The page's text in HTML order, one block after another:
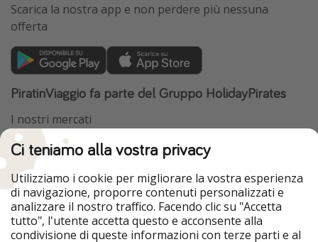
Scarica la nostra app e non perdere più nessuna
offerta
PiratinViaggio fa parte del Gruppo HolidayPirates
I nostri mercati
HolidayPirates
VakantiePiraten
WakacyjniPiraci
VoyagesPirates
Ferienpiraten
Urlaubspiraten
ViajerosPiratas
TravelPirates
Il nostro gruppo
Ci teniamo alla vostra privacy
Utilizziamo i cookie per migliorare la vostra esperienza
di navigazione, proporre contenuti personalizzati e
analizzare il nostro traffico. Facendo clic su "Accetta
tutto", l'utente accetta questo e acconsente alla
condivisione di queste informazioni con terze parti e al